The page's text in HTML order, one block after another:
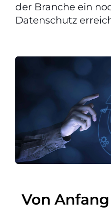
der Branche ein
Datenschutz
Von